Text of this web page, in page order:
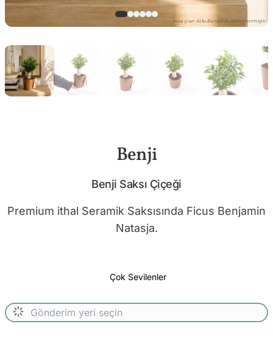
Benji
Benji Saksı Çiçeği
Premium ithal Seramik Saksısında Ficus Benjamin
Natasja.
Çok Sevilenler